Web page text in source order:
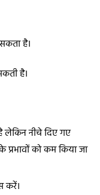
है।
है।
लेकिन नीचे दिए गए
को कम किया जा
करें।